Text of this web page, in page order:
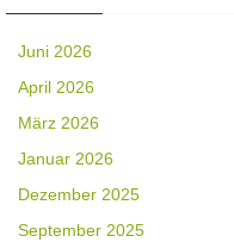
Juni 2026
April 2026
März 2026
Januar 2026
Dezember 2025
September 2025